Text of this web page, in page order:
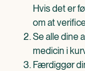
Hvis det er
om at
Se alle dine
medicin i
Færdiggør